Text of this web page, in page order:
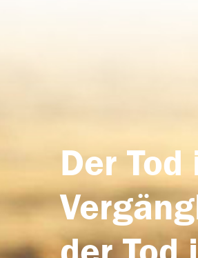
Der